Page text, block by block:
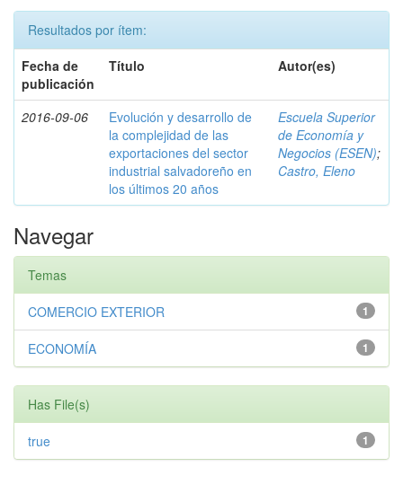
Resultados por ítem:
Fecha de
publicación
Título Autor(es)
2016-09-06
Evolución y desarrollo de
la complejidad de las
exportaciones del sector
industrial salvadoreño en
los últimos 20 años
Escuela Superior
de Economía y
Negocios (ESEN);
Castro, Eleno
Navegar
Temas
1
COMERCIO EXTERIOR
1
ECONOMÍA
Has File(s)
1
true